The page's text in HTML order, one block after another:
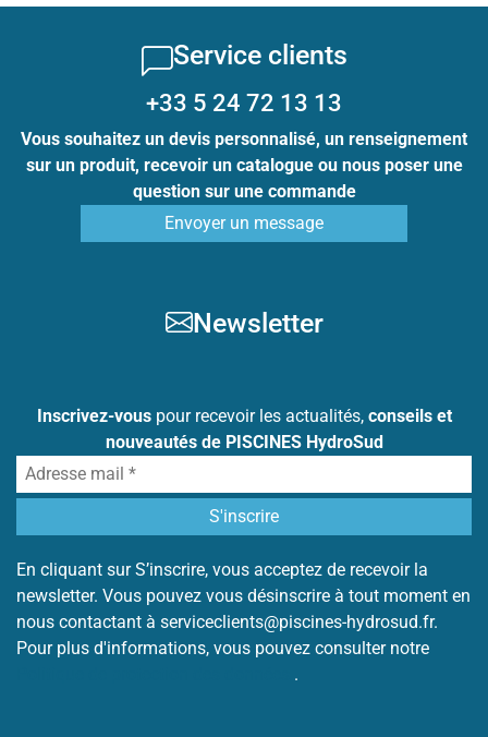
Service clients
+33 5 24 72 13 13
Vous souhaitez un devis personnalisé, un renseignement
sur un produit, recevoir un catalogue ou nous poser une
question sur une commande
Envoyer un message
Newsletter
Inscrivez-vouspour recevoir les actualités, conseils et
nouveautés de PISCINES HydroSud
En cliquant sur S’inscrire, vous acceptez de recevoir la
newsletter. Vous pouvez vous désinscrire à tout moment en
nous contactant à serviceclients@piscines-hydrosud.fr.
Pour plus d'informations, vous pouvez consulter notre
.